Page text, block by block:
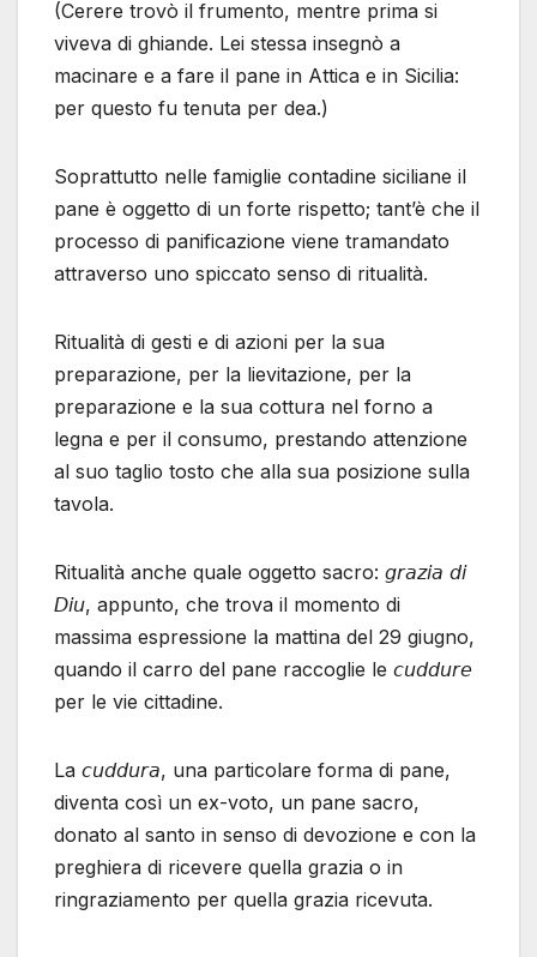
(Cerere trovò il frumento, mentre prima si
viveva di ghiande. Lei stessa insegnò a
macinare e a fare il pane in Attica e in Sicilia:
per questo fu tenuta per dea.)
Soprattutto nelle famiglie contadine siciliane il
pane è oggetto di un forte rispetto; tant’è che il
processo di panificazione viene tramandato
attraverso uno spiccato senso di ritualità.
Ritualità di gesti e di azioni per la sua
preparazione, per la lievitazione, per la
preparazione e la sua cottura nel forno a
legna e per il consumo, prestando attenzione
al suo taglio tosto che alla sua posizione sulla
tavola.
Ritualità anche quale oggetto sacro: 𝘨𝘳𝘢𝘻𝘪𝘢 𝘥𝘪
𝘋𝘪𝘶, appunto, che trova il momento di
massima espressione la mattina del 29 giugno,
quando il carro del pane raccoglie le 𝘤𝘶𝘥𝘥𝘶𝘳𝘦
per le vie cittadine.
La 𝘤𝘶𝘥𝘥𝘶𝘳𝘢, una particolare forma di pane,
diventa così un ex-voto, un pane sacro,
donato al santo in senso di devozione e con la
preghiera di ricevere quella grazia o in
ringraziamento per quella grazia ricevuta.